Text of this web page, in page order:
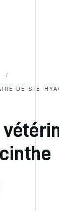
/
DE STE-